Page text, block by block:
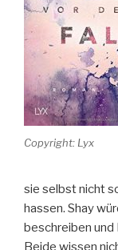
Copyright: Lyx
sie selbst nicht
hassen. Shay
beschreiben und
Beide wissen